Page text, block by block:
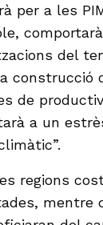
per a les
del
construcció
de
a un
regions
mentre